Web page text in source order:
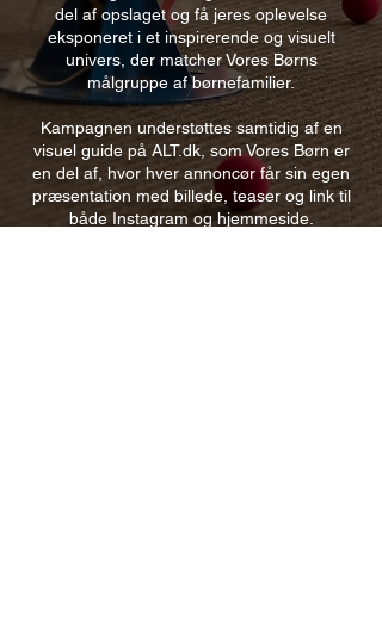
del af opslaget og få jeres oplevelse
eksponeret i et inspirerende og visuelt
univers, der matcher Vores Børns
målgruppe af børnefamilier.
Kampagnen understøttes samtidig af en
visuel guide på ALT.dk, som Vores Børn er
en del af, hvor hver annoncør får sin egen
præsentation med billede, teaser og link til
både Instagram og hjemmeside.